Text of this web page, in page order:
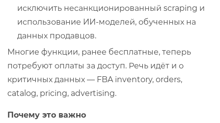
исключить несанкционированный scraping и
использование ИИ-моделей, обученных на
данных продавцов.
Многие функции, ранее бесплатные, теперь
потребуют оплаты за доступ. Речь идёт и о
критичных данных — FBA inventory, orders,
catalog, pricing, advertising.
Почему это важно